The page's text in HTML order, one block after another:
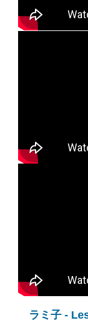
ラミ子 -